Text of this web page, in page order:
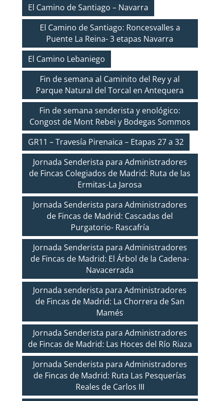
El Camino de Santiago – Navarra
El Camino de Santiago: Roncesvalles a
Puente La Reina- 3 etapas Navarra
El Camino Lebaniego
Fin de semana al Caminito del Rey y al
Parque Natural del Torcal en Antequera
Fin de semana senderista y enológico:
Congost de Mont Rebei y Bodegas Sommos
GR11 – Travesía Pirenaica – Etapas 27 a 32
Jornada Senderista para Administradores
de Fincas Colegiados de Madrid: Ruta de las
Ermitas-La Jarosa
Jornada Senderista para Administradores
de Fincas de Madrid: Cascadas del
Purgatorio- Rascafría
Jornada Senderista para Administradores
de Fincas de Madrid: El Árbol de la Cadena-
Navacerrada
Jornada senderista para Administradores
de Fincas de Madrid: La Chorrera de San
Mamés
Jornada Senderista para Administradores
de Fincas de Madrid: Las Hoces del Río Riaza
Jornada Senderista para Administradores
de Fincas de Madrid: Ruta Las Pesquerías
Reales de Carlos III